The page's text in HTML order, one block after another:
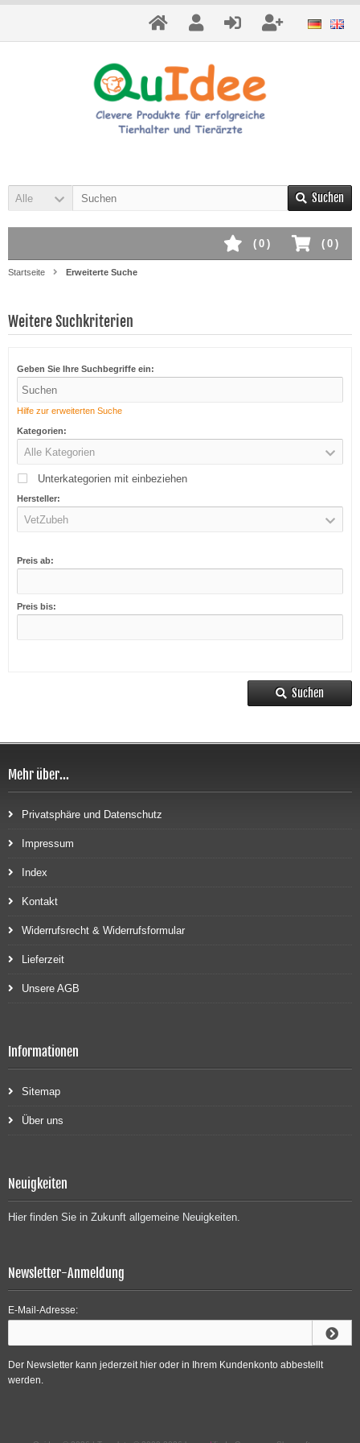
Alle Suchen
( 0 )
( 0 )
Startseite Erweiterte Suche
Weitere Suchkriterien
Geben Sie Ihre Suchbegriffe ein:
Hilfe zur erweiterten Suche
Kategorien:
Alle Kategorien
Unterkategorien mit einbeziehen
Hersteller:
VetZubeh
Preis ab:
Preis bis:
Suchen
Mehr über...
Privatsphäre und Datenschutz
Impressum
Index
Kontakt
Widerrufsrecht & Widerrufsformular
Lieferzeit
Unsere AGB
Informationen
Sitemap
Über uns
Neuigkeiten
Hier finden Sie in Zukunft allgemeine Neuigkeiten.
Newsletter-Anmeldung
E-Mail-Adresse:
Der Newsletter kann jederzeit hier oder in Ihrem Kundenkonto abbestellt
werden.